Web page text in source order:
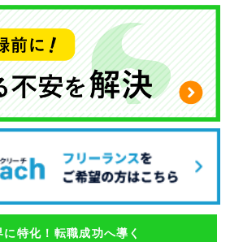
に特化！転職成功へ導く